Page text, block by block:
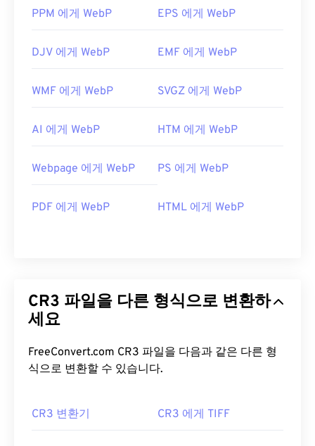
PPM 에게 WebP EPS 에게 WebP
DJV 에게 WebP EMF 에게 WebP
WMF 에게 WebP SVGZ 에게 WebP
AI 에게 WebP HTM 에게 WebP
Webpage 에게 WebP PS 에게 WebP
PDF 에게 WebP HTML 에게 WebP
CR3 파일을 다른 형식으로 변환하
세요
FreeConvert.com CR3 파일을 다음과 같은 다른 형
식으로 변환할 수 있습니다.
CR3 변환기 CR3 에게 TIFF